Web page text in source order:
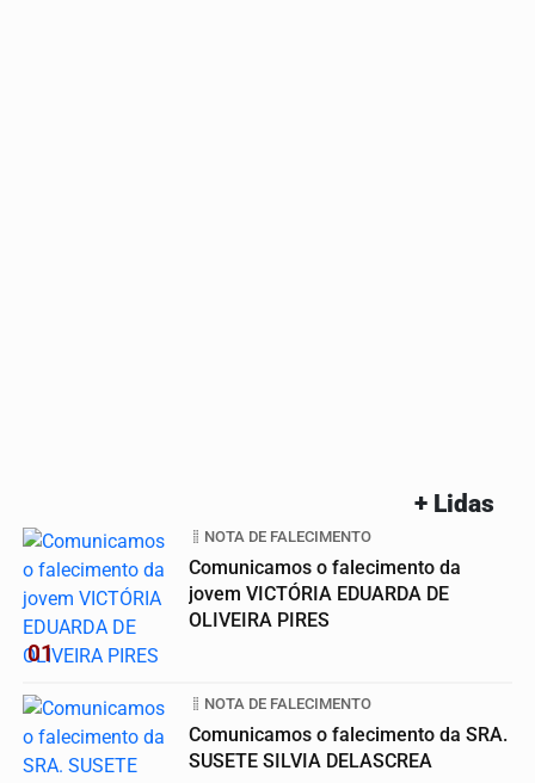
+ Lidas
01
NOTA DE FALECIMENTO
Comunicamos o falecimento da
jovem VICTÓRIA EDUARDA DE
OLIVEIRA PIRES
NOTA DE FALECIMENTO
Comunicamos o falecimento da SRA.
SUSETE SILVIA DELASCREA